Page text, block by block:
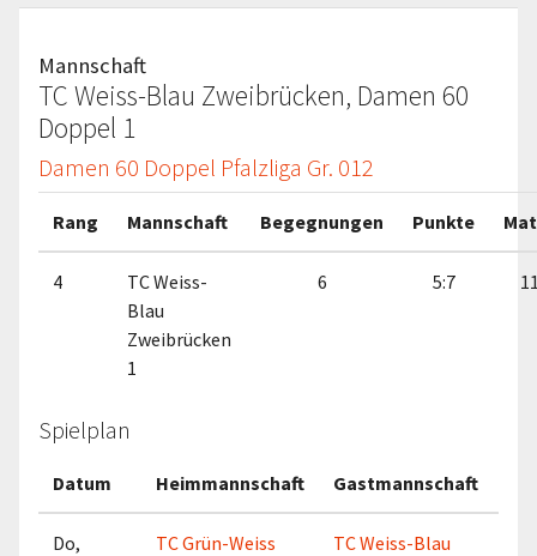
Mannschaft
TC Weiss-Blau Zweibrücken, Damen 60
Doppel 1
Damen 60 Doppel Pfalzliga Gr. 012
Rang Mannschaft Begegnungen Punkte
4
TC Weiss-
Blau
Zweibrücken
1
6 5:7
Spielplan
Datum Heimmannschaft Gastmannschaft
Do,
TC Grün-Weiss
TC Weiss-Blau